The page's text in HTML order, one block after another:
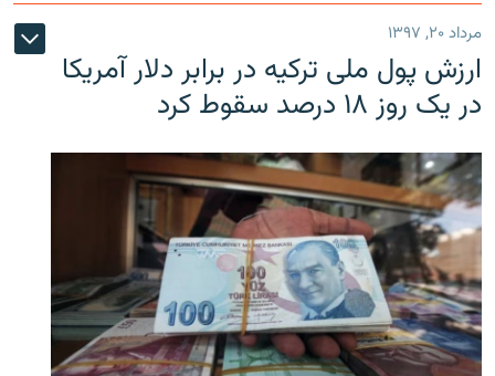
مرداد ۲۰, ۱۳۹۷
ارزش پول ملی ترکیه در برابر دلار آمریکا
در یک روز ۱۸ درصد سقوط کرد